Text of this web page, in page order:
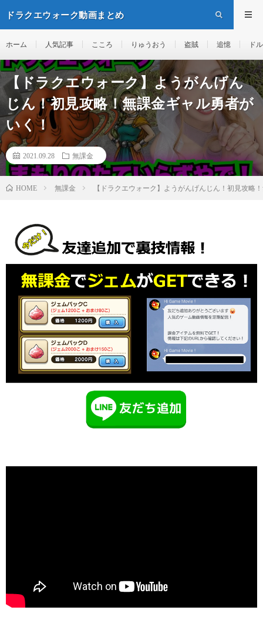
ドラクエウォーク動画まとめ
ホーム 人気記事 こころ りゅうおう 盗賊 追憶 ド
【ドラクエウォーク】ようがんげん
じん！初見攻略！無課金ギャル勇者が
いく！
2021.09.28 無課金
HOME 無課金 【ドラクエウォーク】ようがんげんじん！初見攻略